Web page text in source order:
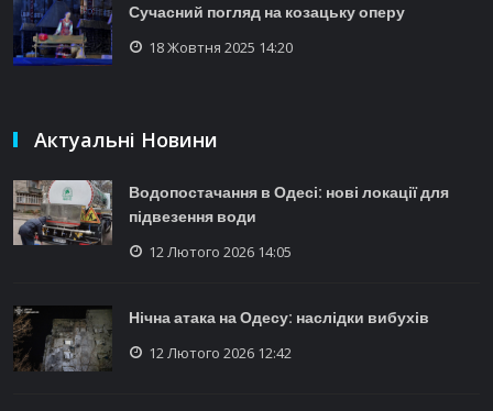
Сучасний погляд на козацьку оперу
18 Жовтня 2025 14:20
Актуальні Новини
Водопостачання в Одесі: нові локації для
підвезення води
12 Лютого 2026 14:05
Нічна атака на Одесу: наслідки вибухів
12 Лютого 2026 12:42